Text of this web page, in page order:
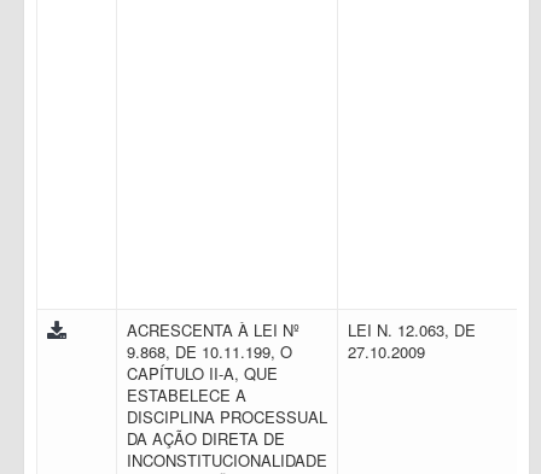
ACRESCENTA À LEI Nº
9.868, DE 10.11.199, O
CAPÍTULO II-A, QUE
ESTABELECE A
DISCIPLINA PROCESSUAL
DA AÇÃO DIRETA DE
INCONSTITUCIONALIDADE
LEI N. 12.063, DE
27.10.2009